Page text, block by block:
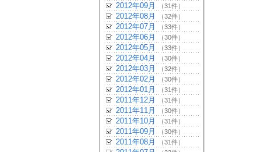
2012年09月 （31件）
2012年08月 （32件）
2012年07月 （33件）
2012年06月 （30件）
2012年05月 （33件）
2012年04月 （30件）
2012年03月 （32件）
2012年02月 （30件）
2012年01月 （31件）
2011年12月 （31件）
2011年11月 （30件）
2011年10月 （31件）
2011年09月 （30件）
2011年08月 （31件）